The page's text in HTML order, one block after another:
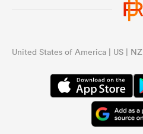
United States of America | US | NZ